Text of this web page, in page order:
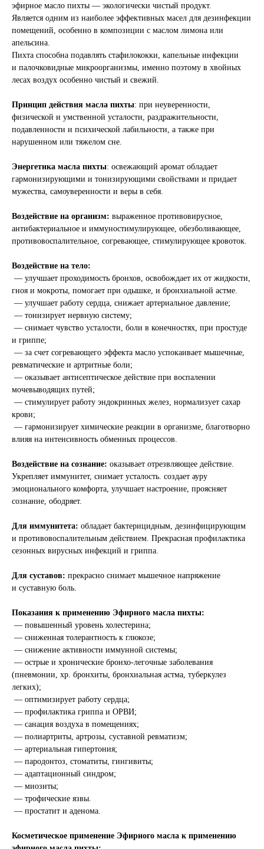
эфирное масло пихты — экологически чистый продукт.
Является одним из наиболее эффективных масел для дезинфекции
помещений, особенно в композиции с маслом лимона или
апельсина.
Пихта способна подавлять стафилококки, капельные инфекции
и палочковидные микроорганизмы, именно поэтому в хвойных
лесах воздух особенно чистый и свежий.
Принцип действия масла пихты: при неуверенности,
физической и умственной усталости, раздражительности,
подавленности и психической лабильности, а также при
нарушенном или тяжелом сне.
Энергетика масла пихты: освежающий аромат обладает
гармонизирующими и тонизирующими свойствами и придает
мужества, самоуверенности и веры в себя.
Воздействие на организм: выраженное противовирусное,
антибактериальное и иммуностимулирующее, обезболивающее,
противовоспалительное, согревающее, стимулирующее кровоток.
Воздействие на тело:
— улучшает проходимость бронхов, освобождает их от жидкости,
гноя и мокроты, помогает при одышке, и бронхиальной астме.
— улучшает работу сердца, снижает артериальное давление;
— тонизирует нервную систему;
— снимает чувство усталости, боли в конечностях, при простуде
и гриппе;
— за счет согревающего эффекта масло успокаивает мышечные,
ревматические и артритные боли;
— оказывает антисептическое действие при воспалении
мочевыводящих путей;
— стимулирует работу эндокринных желез, нормализует сахар
крови;
— гармонизирует химические реакции в организме, благотворно
влияя на интенсивность обменных процессов.
Воздействие на сознание: оказывает отрезвляющее действие.
Укрепляет иммунитет, снимает усталость. создает ауру
эмоционального комфорта, улучшает настроение, проясняет
сознание, ободряет.
Для иммунитета: обладает бактерицидным, дезинфицирующим
и противовоспалительным действием. Прекрасная профилактика
сезонных вирусных инфекций и гриппа.
Для суставов: прекрасно снимает мышечное напряжение
и суставную боль.
Показания к применению Эфирного масла пихты:
— повышенный уровень холестерина;
— сниженная толерантность к глюкозе;
— снижение активности иммунной системы;
— острые и хронические бронхо-легочные заболевания
(пневмонии, хр. бронхиты, бронхиальная астма, туберкулез
легких);
— оптимизирует работу сердца;
— профилактика гриппа и ОРВИ;
— санация воздуха в помещениях;
— полиартриты, артрозы, суставной ревматизм;
— артериальная гипертония;
— пародонтоз, стоматиты, гингивиты;
— адаптационный синдром;
— миозиты;
— трофические язвы.
— простатит и аденома.
Косметическое применение Эфирного масла к применению